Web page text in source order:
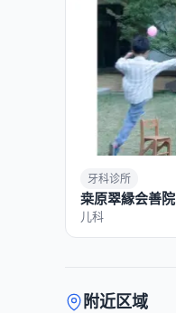
牙科诊所
桒原翠縁会善院
儿科
附近区域